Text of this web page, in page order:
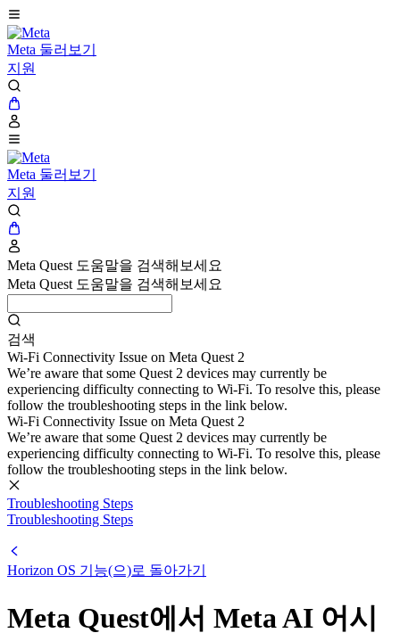
Meta 둘러보기
지원
Meta 둘러보기
지원
Meta Quest 도움말을 검색해보세요
Meta Quest 도움말을 검색해보세요
검색
Wi-Fi Connectivity Issue on Meta Quest 2
We’re aware that some Quest 2 devices may currently be
experiencing difficulty connecting to Wi-Fi. To resolve this, please
follow the troubleshooting steps in the link below.
Wi-Fi Connectivity Issue on Meta Quest 2
We’re aware that some Quest 2 devices may currently be
experiencing difficulty connecting to Wi-Fi. To resolve this, please
follow the troubleshooting steps in the link below.
Troubleshooting Steps
Troubleshooting Steps
Horizon OS 기능(으)로 돌아가기
Meta Quest에서 Meta AI 어시